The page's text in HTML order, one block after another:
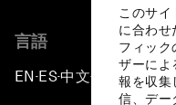
このサ
に合わせ
フィック
ザーによ
報を収集
信、デー
言語
EN ▪ES▪中文▪ 日本語